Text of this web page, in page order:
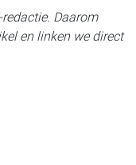
Daarom
en linken we direct